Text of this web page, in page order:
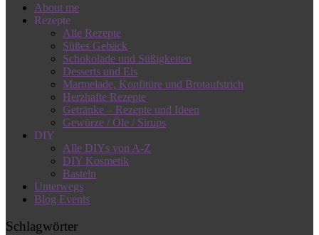
About me
Rezepte
Alle Rezepte
Süßes Gebäck
Schokolade und Süßigkeiten
Desserts und Eis
Marmelade, Konfitüre und Brotaufstrich
Herzhafte Rezepte
Getränke – Rezepte und Ideen
Gewürze / Öle / Sirups
DIY
Alle DIYs von A-Z
DIY Kosmetik
Basteln
Unterwegs
Blog Events
Schlagwörter